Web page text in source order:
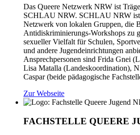
Das Queere Netzwerk NRW ist
SCHLAU NRW. SCHLAU NRW ist
Netzwerk von lokalen Gruppen, die
Antidiskriminierungs-Workshops zu
sexueller Vielfalt für Schulen,
und andere Jugendeinrichtungen
Ansprechpersonen sind Frida Gnei
Lisa Matalla (Landeskoordination),
Caspar (beide pädagogische
Zur Webseite
FACHSTELLE QUEERE